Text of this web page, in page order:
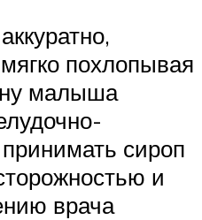
похлопывая
малыша
сироп
и
врача